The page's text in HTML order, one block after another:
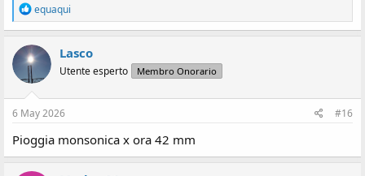
R
e
a
z
i
n
i
:
equaqui
Lasco
Utente esperto Membro Onorario
6 May 2026 #16
Pioggia monsonica x ora 42 mm